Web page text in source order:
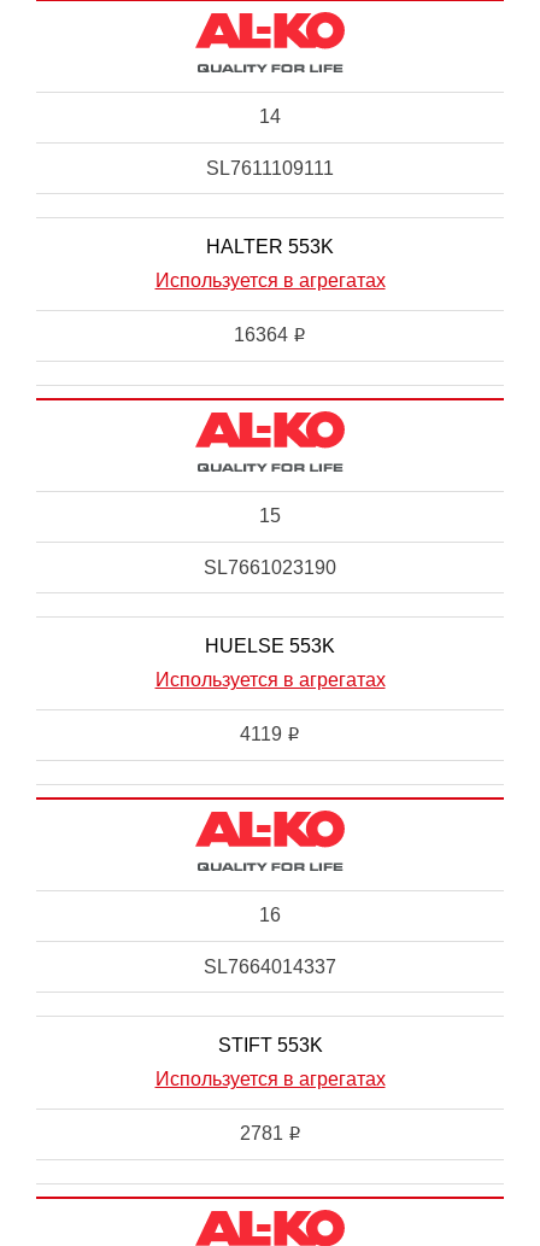
14
SL7611109111
HALTER 553K
Используется в агрегатах
16364 i
15
SL7661023190
HUELSE 553K
Используется в агрегатах
4119 i
16
SL7664014337
STIFT 553K
Используется в агрегатах
2781 i